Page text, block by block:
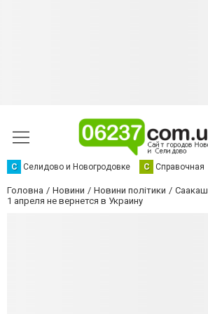
С Селидово и Новогродовке С Справочная
Головна Новини Новини політики
1 апреля не вернется в Украину